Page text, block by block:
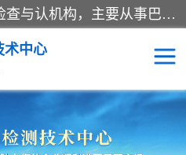
*是一家的测试、评估、检查与认机构，主要从事巴西NR10认证、NR12认证、NR13认证；ANATEL认证、INMTRO认证，欧盟CE认证：MD认证，PED认证，MID认证，ATEX认证，德国蓝色天使认证。
术中心
NR10认证